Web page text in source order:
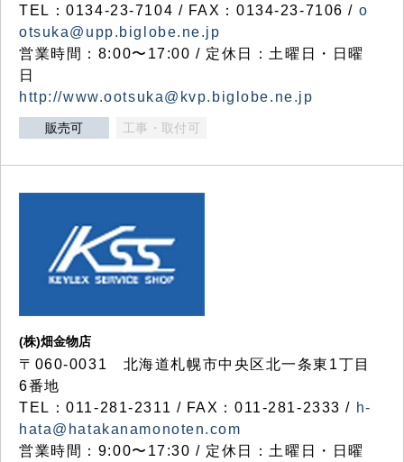
TEL：0134-23-7104 / FAX：0134-23-7106 / o
otsuka@upp.biglobe.ne.jp
営業時間：8:00〜17:00 / 定休日：土曜日・日曜
日
http://www.ootsuka@kvp.biglobe.ne.jp
販売可 工事・取付可
(株)畑金物店
〒060-0031 北海道札幌市中央区北一条東1丁目
6番地
TEL：011-281-2311 / FAX：011-281-2333 / h-
hata@hatakanamonoten.com
営業時間：9:00〜17:30 / 定休日：土曜日・日曜